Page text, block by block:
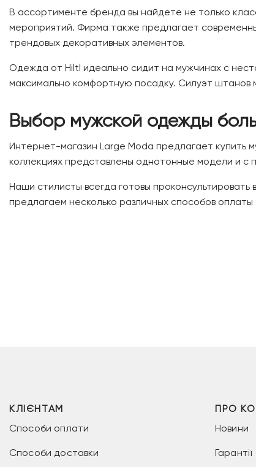
В ассортименте бренда вы найдете не только
мероприятий. Фирма также предлагает
трендовых декоративных элементов.
Одежда от Hiltl идеально сидит на мужчинах с
максимально комфортную посадку. Силуэт штанов
Выбор мужской одежды
Интернет-магазин Large Moda предлагает купить
коллекциях представлены однотонные модели и с
Наши стилисты всегда готовы
предлагаем несколько различных способов
КЛІЄНТАМ
Способи оплати
Способи доставки
ПРО
Новини
Гарантії